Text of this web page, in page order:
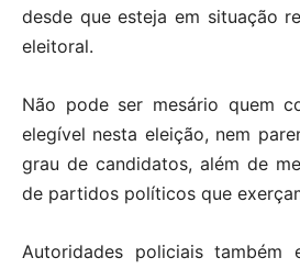
desde que esteja em situação
eleitoral.
Não pode ser mesário quem
elegível nesta eleição, nem
grau de candidatos, além de
de partidos políticos que
Autoridades policiais também